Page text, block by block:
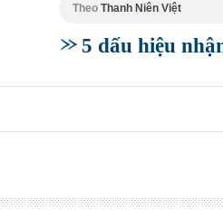
Theo Thanh Niên Việt
5 dấu hiệu